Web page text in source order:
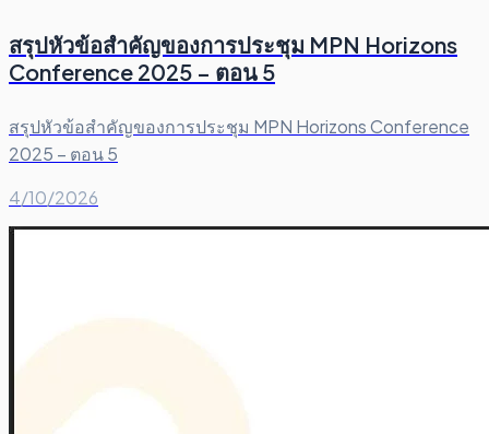
สรุปหัวข้อสำคัญของการประชุม MPN Horizons
Conference 2025 – ตอน 5
สรุปหัวข้อสำคัญของการประชุม MPN Horizons Conference
2025 – ตอน 5
4/10/2026